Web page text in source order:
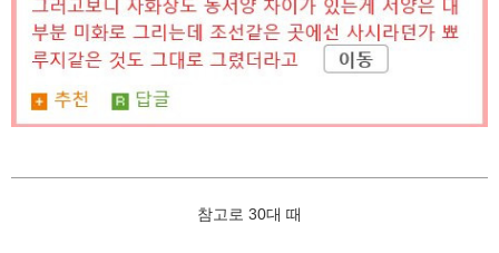
참고로 30대 때